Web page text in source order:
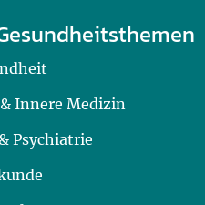
Innere Medizin
Psychiatrie